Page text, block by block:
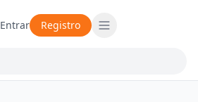
Entrar Registro